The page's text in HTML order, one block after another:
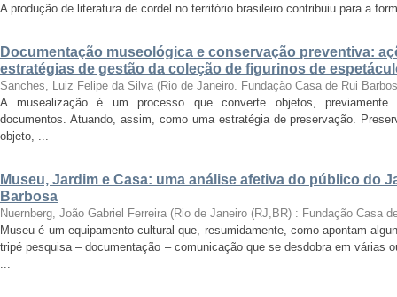
A produção de literatura de cordel no território brasileiro contribuiu para a
Documentação museológica e conservação preventiva:
estratégias de gestão da coleção de figurinos de
Sanches, Luiz Felipe da Silva (Rio de Janeiro. Fundação Casa de Rui
A musealização é um processo que converte objetos, previamente
documentos. Atuando, assim, como uma estratégia de preservação.
objeto, ...
Museu, Jardim e Casa: uma análise afetiva do público do
Barbosa
Nuernberg, João Gabriel Ferreira (Rio de Janeiro (RJ,BR) : Fundação Casa
Museu é um equipamento cultural que, resumidamente, como apontam
tripé pesquisa – documentação – comunicação que se desdobra em várias
...